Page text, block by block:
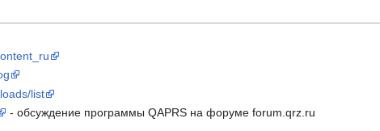
list
- обсуждение программы QAPRS на форуме forum.qrz.ru